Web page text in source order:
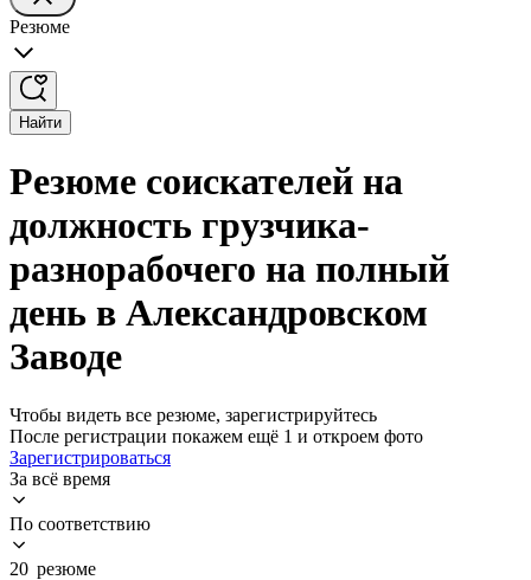
Резюме
Найти
Резюме соискателей на
должность грузчика-
разнорабочего на полный
день в Александровском
Заводе
Чтобы видеть все резюме, зарегистрируйтесь
После регистрации покажем ещё 1 и откроем фото
Зарегистрироваться
За всё время
По соответствию
20 резюме